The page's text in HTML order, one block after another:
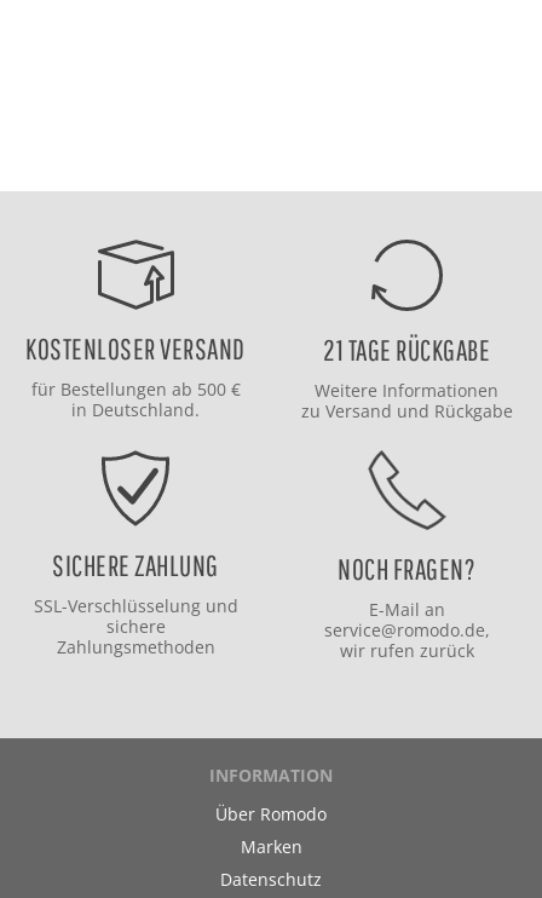
KOSTENLOSER VERSAND
für Bestellungen ab 500 €
in Deutschland.
21 TAGE RÜCKGABE
Weitere Informationen
zu Versand und Rückgabe
SICHERE ZAHLUNG
SSL-Verschlüsselung und
sichere
Zahlungsmethoden
NOCH FRAGEN?
E-Mail an
service@romodo.de,
wir rufen zurück
INFORMATION
Über Romodo
Marken
Datenschutz